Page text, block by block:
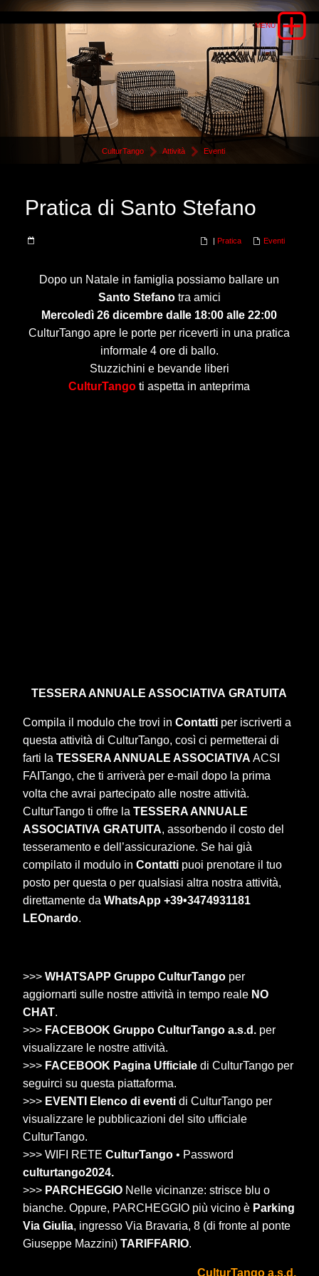
CulturTango Attività Eventi
Pratica di Santo Stefano
Eventi
|Pratica
Dopo un Natale in famiglia possiamo ballare un
Santo Stefanotra amici
Mercoledì 26 dicembre dalle 18:00 alle 22:00
CulturTango apre le porte per riceverti in una pratica
informale 4 ore di ballo.
Stuzzichini e bevande liberi
CulturTango ti aspetta in anteprima
TESSERA ANNUALE ASSOCIATIVA GRATUITA
Compila il modulo che trovi inContatti per iscriverti a
questa attività di CulturTango, così ci permetterai di
farti laTESSERA ANNUALE ASSOCIATIVA ACSI
FAITango, che ti arriverà per e-mail dopo la prima
volta che avrai partecipato alle nostre attività.
CulturTango ti offre laTESSERA ANNUALE
ASSOCIATIVA GRATUITA, assorbendo il costo del
tesseramento e dell’assicurazione. Se hai già
compilato il modulo inContatti puoi prenotare il tuo
posto per questa o per qualsiasi altra nostra attività,
direttamente da WhatsApp +39•3474931181
LEOnardo.
>>>WHATSAPP Gruppo CulturTango per
aggiornarti sulle nostre attività in tempo reale NO
CHAT.
>>> FACEBOOK Gruppo CulturTango a.s.d. per
visualizzare le nostre attività.
>>> FACEBOOK Pagina Ufficiale di CulturTango per
seguirci su questa piattaforma.
>>> EVENTI Elenco di eventi di CulturTango per
visualizzare le pubblicazioni del sito ufficiale
CulturTango.
>>> WIFI RETECulturTango • Password
culturtango2024.
>>> PARCHEGGIO Nelle vicinanze: strisce blu o
bianche. Oppure, PARCHEGGIO più vicino è Parking
Via Giulia, ingresso Via Bravaria, 8 (di fronte al ponte
Giuseppe Mazzini)TARIFFARIO.
CulturTango a.s.d.